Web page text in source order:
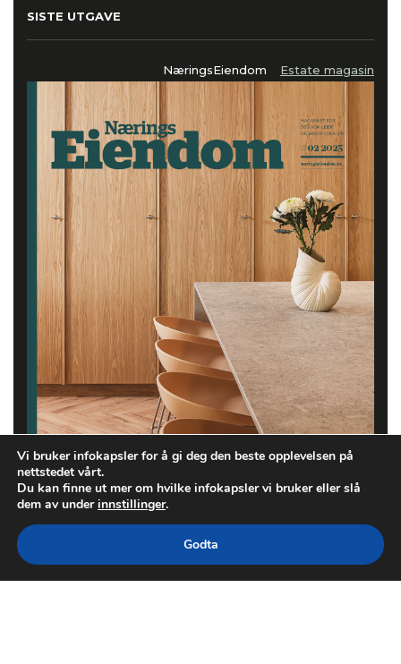
SISTE UTGAVE
NæringsEiendom Estate magasin
Vi bruker infokapsler for å gi deg den beste opplevelsen på
nettstedet vårt.
Du kan finne ut mer om hvilke infokapsler vi bruker eller slå
dem av underinnstillinger.
Godta